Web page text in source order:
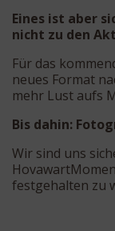
Eines ist aber
nicht zu den
Für das
neues Format
mehr Lust aufs
Bis dahin:
Wir sind uns
festgehalten zu